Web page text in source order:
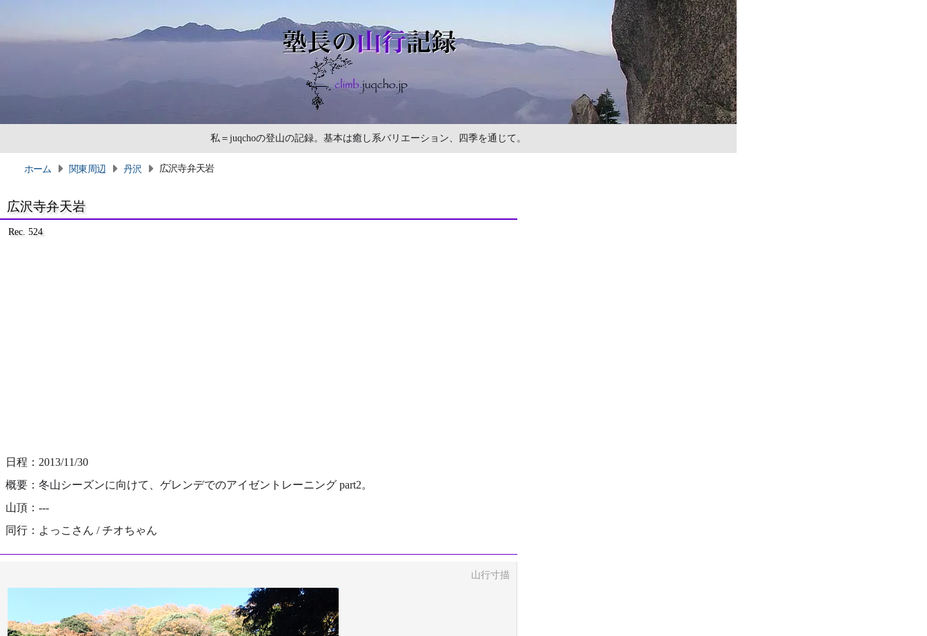
私＝juqchoの登山の記録。基本は癒し系バリエーション、四季を通じて。
ホーム 関東周辺 丹沢 広沢寺弁天岩
広沢寺弁天岩
Rec. 524
日程：2013/11/30
概要：冬山シーズンに向けて、ゲレンデでのアイゼントレーニング part2。
山頂：---
同行：よっこさん / チオちゃん
山行寸描